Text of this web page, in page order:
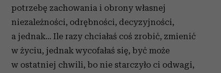
potrzebę zachowania i obrony własnej
niezależności, odrębności, decyzyjności,
a jednak… Ile razy chciałaś coś zrobić, zmienić
w życiu, jednak wycofałaś się, być może
w ostatniej chwili, bo nie starczyło ci odwagi,